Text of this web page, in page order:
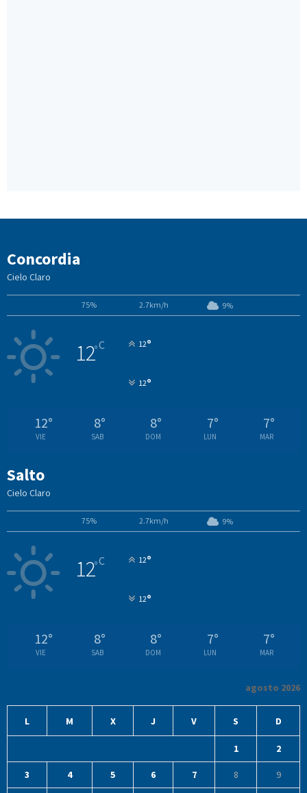
Concordia
Cielo Claro
75% 2.7km/h 9%
12°C 12°
12°
12°
VIE
8°
SAB
8°
DOM
7°
LUN
7°
MAR
Salto
Cielo Claro
75% 2.7km/h 9%
12°C 12°
12°
12°
VIE
8°
SAB
8°
DOM
7°
LUN
7°
MAR
agosto 2026
L M X J V S D
1 2
3 4 5 6 7 8 9